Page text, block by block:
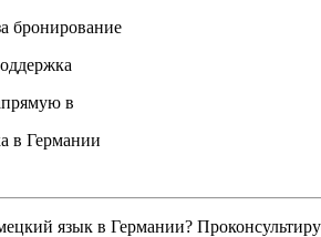
бронирование
в
в Германии
язык в Германии?